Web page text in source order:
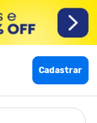
Cadastrar